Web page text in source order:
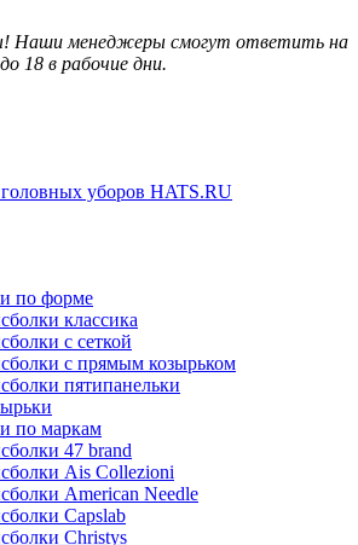
Наши менеджеры смогут ответить на
18 в рабочие дни.
по форме
классика
с сеткой
с прямым козырьком
пятипанельки
по маркам
47 brand
Ais Collezioni
American Needle
Capslab
Christys